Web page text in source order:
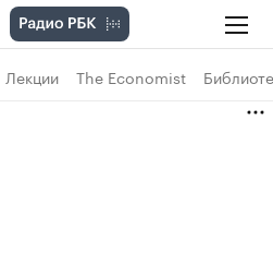
Лекции The Economist